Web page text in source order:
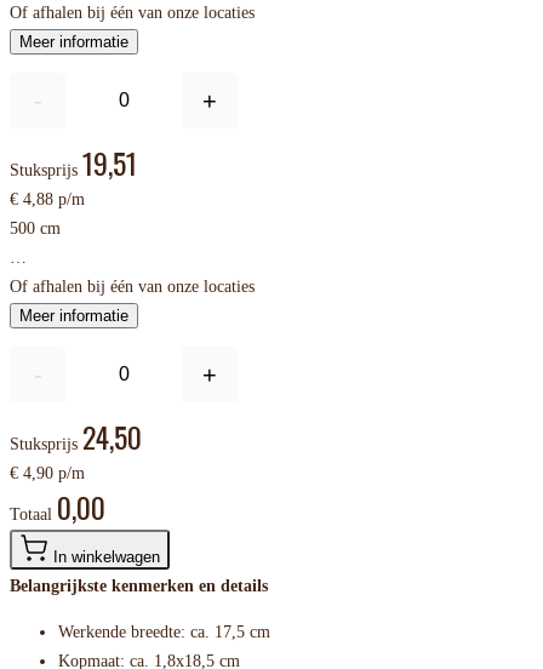
Of afhalen bij één van onze locaties
Meer informatie
- +
Stuksprijs 19,51
€ 4,88 p/m
500 cm
…
Of afhalen bij één van onze locaties
Meer informatie
- +
Stuksprijs 24,50
€ 4,90 p/m
Totaal 0,00
In winkelwagen
Belangrijkste kenmerken en details
Werkende breedte: ca. 17,5 cm
Kopmaat: ca. 1,8x18,5 cm